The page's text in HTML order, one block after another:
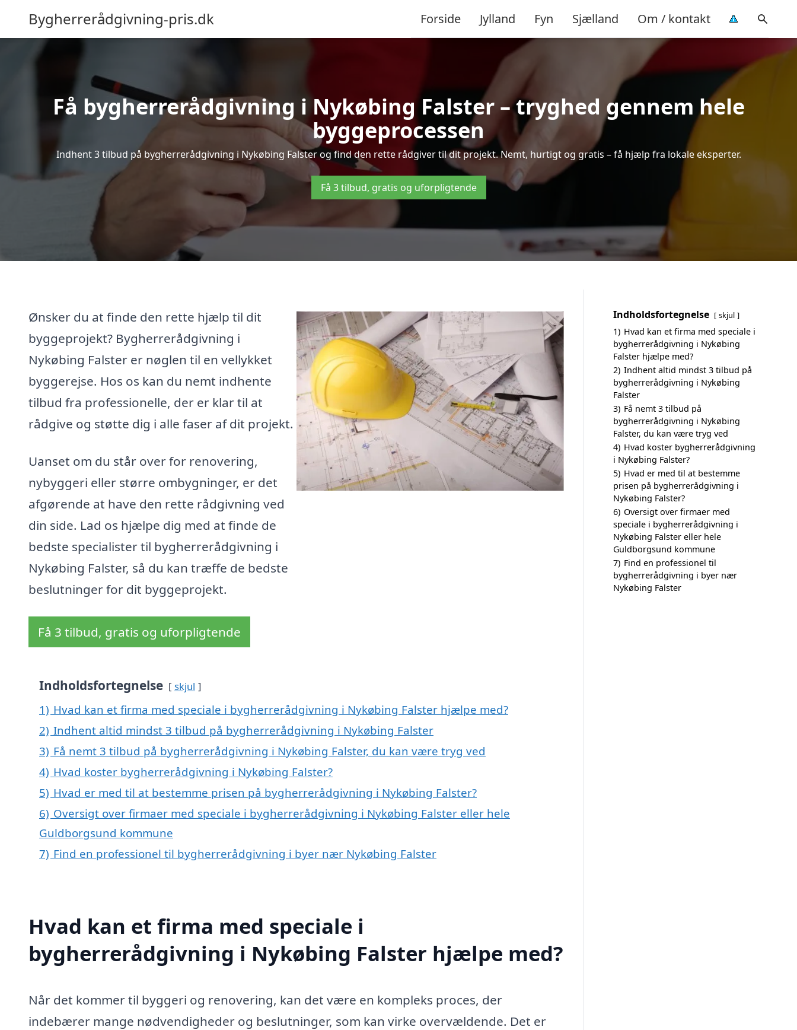
Bygherrerådgivning-pris.dk Forside Jylland Fyn Sjælland Om / kontakt
Få bygherrerådgivning i Nykøbing Falster – tryghed gennem hele
byggeprocessen
Indhent 3 tilbud på bygherrerådgivning i Nykøbing Falster og find den rette rådgiver til dit projekt. Nemt, hurtigt og gratis – få hjælp fra lokale eksperter.
Få 3 tilbud, gratis og uforpligtende
Ønsker du at finde den rette hjælp til dit
byggeprojekt? Bygherrerådgivning i
Nykøbing Falster er nøglen til en vellykket
byggerejse. Hos os kan du nemt indhente
tilbud fra professionelle, der er klar til at
rådgive og støtte dig i alle faser af dit projekt.
Uanset om du står over for renovering,
nybyggeri eller større ombygninger, er det
afgørende at have den rette rådgivning ved
din side. Lad os hjælpe dig med at finde de
bedste specialister til bygherrerådgivning i
Nykøbing Falster, så du kan træffe de bedste
beslutninger for dit byggeprojekt.
Få 3 tilbud, gratis og uforpligtende
Indholdsfortegnelse skjul
1) Hvad kan et firma med speciale i bygherrerådgivning i Nykøbing Falster hjælpe med?
2) Indhent altid mindst 3 tilbud på bygherrerådgivning i Nykøbing Falster
3) Få nemt 3 tilbud på bygherrerådgivning i Nykøbing Falster, du kan være tryg ved
4) Hvad koster bygherrerådgivning i Nykøbing Falster?
5) Hvad er med til at bestemme prisen på bygherrerådgivning i Nykøbing Falster?
6) Oversigt over firmaer med speciale i bygherrerådgivning i Nykøbing Falster eller hele
Guldborgsund kommune
7) Find en professionel til bygherrerådgivning i byer nær Nykøbing Falster
Hvad kan et firma med speciale i
bygherrerådgivning i Nykøbing Falster hjælpe med?
Når det kommer til byggeri og renovering, kan det være en kompleks proces, der
indebærer mange nødvendigheder og beslutninger, som kan virke overvældende. Det er
Indholdsfortegnelse skjul
1) Hvad kan et firma med speciale i
bygherrerådgivning i Nykøbing
Falster hjælpe med?
2) Indhent altid mindst 3 tilbud på
bygherrerådgivning i Nykøbing
Falster
3) Få nemt 3 tilbud på
bygherrerådgivning i Nykøbing
Falster, du kan være tryg ved
4) Hvad koster bygherrerådgivning
i Nykøbing Falster?
5) Hvad er med til at bestemme
prisen på bygherrerådgivning i
Nykøbing Falster?
6) Oversigt over firmaer med
speciale i bygherrerådgivning i
Nykøbing Falster eller hele
Guldborgsund kommune
7) Find en professionel til
bygherrerådgivning i byer nær
Nykøbing Falster